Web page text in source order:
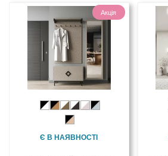
Акція
Є В НАЯВНОСТІ